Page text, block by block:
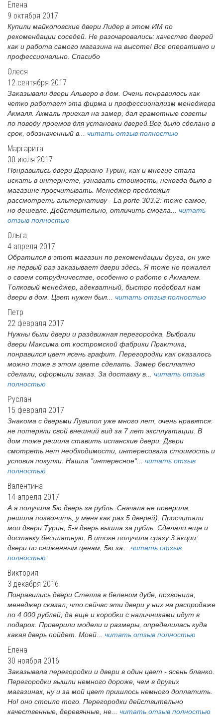
Елена
9 октября 2017
Купили майкоповские двери Лидер в этом ИМ по
рекомендации соседей. Не разочаровались: качество дверей
как и работа самого магазина на высоте! Все оперативно и
профессионально. Спасибо
Олеся
12 сентября 2017
Заказывали двери Альверо в дом. Очень понравилось как
четко работает эта фирма и профессионализм менеджера
Акмаля. Акмаль приехал на замер, дал грамотные советы
по поводу проемов для установки дверей.Все было сделано в
срок, обозначенный в... читать отзыв полностью
Маргарита
30 июля 2017
Понравились двери Дариано Турин, как и многие стала
искать в интернете, узнавать стоимость, некогда было в
магазине просчитывать. Менеджер предложил
рассмотреть альтернативу - La porte 303.2: тоже самое,
но дешевле. Действительно, отличить смогла... читать
отзыв полностью
Ольга
4 апреля 2017
Обратился в этот магазин по рекомендации друга, он уже
не первый раз заказывает двери здесь. Я тоже не пожалел
о своем сотрудничестве, особенно о работе с Акмалем.
Толковый менеджер, адекватный, быстро подобрал нам
двери в дом. Цвет нужен был... читать отзыв полностью
Петр
22 февраля 2017
Нужны были двери и раздвижная перегородка. Выбрали
двери Максима от костромской фабрики Практика,
понравился цвет ясень графит. Перегородки как оказалось
можно тоже в этом цвете сделать. Замер бесплатно
сделали, оформили заказ. За доставку в... читать отзыв
полностью
Руслан
15 февраля 2017
Знакома с дверьми Лувипол уже много лет, очень нравятся:
не потеряли свой внешний вид за 7 лет эксплуатации. В
дом тоже решила ставить испанские двери. Двери
смотреть нет необходимости, интересовала стоимость и
условия покупки. Нашла "интересное"... читать отзыв
полностью
Валентина
14 апреля 2017
А я получила 5ю дверь за рубль. Сначала не поверила,
решила позвонить, у меня как раз 5 дверей). Просчитали
мои двери Турин, 5-я дверь вышла за рубль. Сделали еще и
доставку бесплатную. В итоге получила сразу 3 акции:
двери по сниженным ценам, 5ю за... читать отзыв
полностью
Виктория
3 декабря 2016
Понравились двери Стелла в беленом дубе, позвонила,
менеджер сказал, что сейчас эти двери у них на распродаже
по 4 000 рублей, да еще и коробки с наличниками идут в
подарок. Проверили модели и размеры, определилась куда
какая дверь пойдет. Моей... читать отзыв полностью
Елена
30 ноября 2016
Заказывала перегородки и двери в один цвет - ясень бланко.
Перегородки вышли немного дороже, чем в других
магазинах, ну и за мой цвет пришлось немного доплатить.
Но! оно стоило того. Перегородки действительно
качественные, деревянные, не... читать отзыв полностью